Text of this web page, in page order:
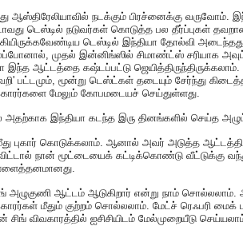
ஆஸ்திரேலியாவில் நடக்கும் பிரச்னைக்கு வருவோம்.
டெஸ்டில் நடுவர்கள் கொடுத்த பல தீர்ப்புகள்
டெஸ்டில் இந்தியா தோல்வி
முதல் இன்னிங்ஸில் சிமாண்ட்ஸ் சரியாக அவுட்
இந்த ஆட்டத்தை கஷ்டப்பட்டு
பட்டமும், மூன்று டெஸ்ட்கள் தடையும் சேர்ந்து
மேலும் கோபமடையச் செய்துள்ளது.
இந்தியா கடந்த இரு தினங்களில் செய்த
புகார் கொடுக்கலாம். ஆனால் அவர் அடுத்த
நான் மூட்டையைக் கட்டிக்கொண்டு வீட்டுக்கு
அழுகுணி ஆட்டம் ஆடுகிறார் என்று நாம் சொல்லலாம்.
மீதும் குற்றம் சொல்லலாம். மேட்ச் ரெஃபரி மைக்
விவகாரத்தில் ஐசிசியிடம் மேல்முறையீடு